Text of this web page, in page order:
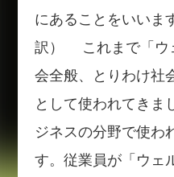
にあることをいいま
訳） これまで「ウ
会全般、とりわけ社
として使われてきま
ジネスの分野で使わ
す。従業員が「ウェ